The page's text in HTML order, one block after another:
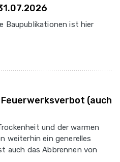
Baupublikationen ist hier
(auch
und der warmen
weiterhin ein generelles
auch das Abbrennen von